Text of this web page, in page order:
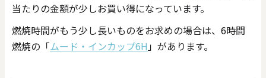
当たりの金額が少しお買い得になっています。
燃焼時間がもう少し長いものをお求めの場合は、6時間
燃焼の「ムード・インカップ6H」があります。